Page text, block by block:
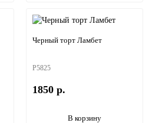
Черный торт Ламбет
P5825
1850 р.
В корзину